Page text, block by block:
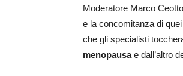
Moderatore Marco
e la concomitanza di
che gli specialisti
menopausae dall’altro